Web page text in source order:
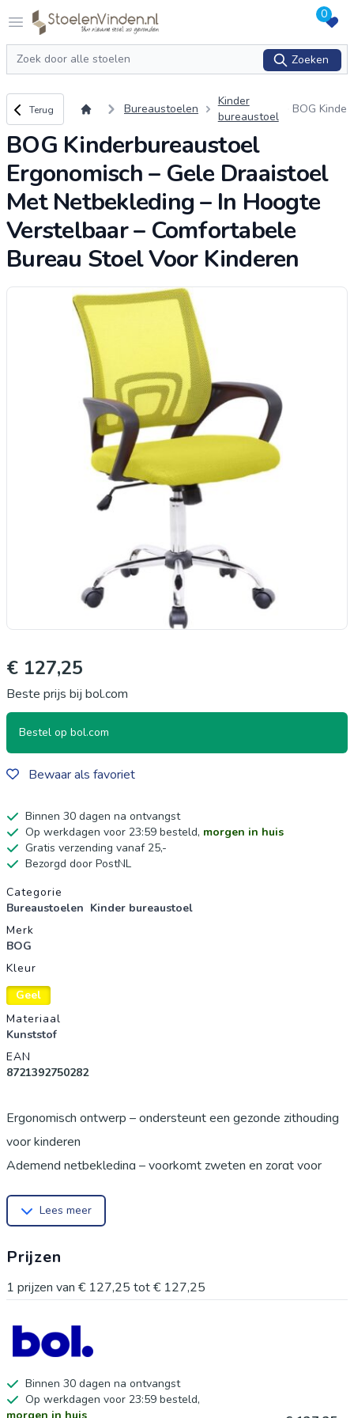
Open menu
Logo stoelenvinden.nl 0
Zoeken
Zoeken
Terug naar overzicht
Terug Bureaustoelen
Kinder
bureaustoel
BOG Kinde
le Draaist
etbekledin
g – In Hoo
gte Verste
lbaar – Co
mfo
BOG Kinderbureaustoel
Ergonomisch – Gele Draaistoel
Met Netbekleding – In Hoogte
Verstelbaar – Comfortabele
Bureau Stoel Voor Kinderen
€ 127,25
Beste prijs bij bol.com
Bestel op bol.com
Bewaar als favoriet
Binnen 30 dagen na ontvangst
Op werkdagen voor 23:59 besteld, morgen in huis
Gratis verzending vanaf 25,-
Bezorgd door PostNL
Productgegevens
Categorie
Bureaustoelen Kinder bureaustoel
Merk
BOG
Kleur
Geel
Materiaal
Kunststof
EAN
8721392750282
Ergonomisch ontwerp – ondersteunt een gezonde zithouding
voor kinderen
Ademend netbekleding – voorkomt zweten en zorgt voor
In hoogte verstelbaar – groeit mee met je kind en past bij elk
360 graden draaifunctie – flexibel en ideaal voor leren, lezen
of gamen
Modern en vrolijk design – frisse gele kleur die elke
kinderkamer opvrolijkt
Een goede bureaustoel is niet alleen belangrijk voor
volwassenen, maar zeker ook voor kinderen. Met de
Lees meer
Prijzen
1 prijzen van € 127,25 tot€ 127,25
Binnen 30 dagen na ontvangst
Op werkdagen voor 23:59 besteld,